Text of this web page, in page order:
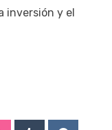
inversión y el